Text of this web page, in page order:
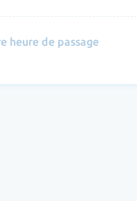
heure de passage